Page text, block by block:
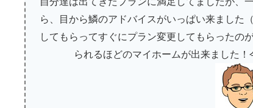
ら、目から鱗のアドバイスがいっぱい来ました
してもらってすぐにプラン変更してもらったの
られるほどのマイホームが出来ました！